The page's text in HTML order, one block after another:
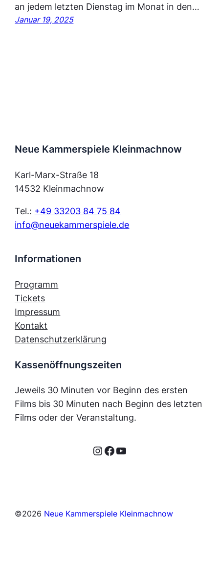
an jedem letzten Dienstag im Monat in den…
Januar 19, 2025
Neue Kammerspiele Kleinmachnow
Karl-Marx-Straße 18
14532 Kleinmachnow
Tel.: +49 33203 84 75 84
info@neuekammerspiele.de
Informationen
Programm
Tickets
Impressum
Kontakt
Datenschutzerklärung
Kassenöffnungszeiten
Jeweils 30 Minuten vor Beginn des ersten
Films bis 30 Minuten nach Beginn des letzten
Films oder der Veranstaltung.
Instagram Facebook YouTube
©2026 Neue Kammerspiele Kleinmachnow